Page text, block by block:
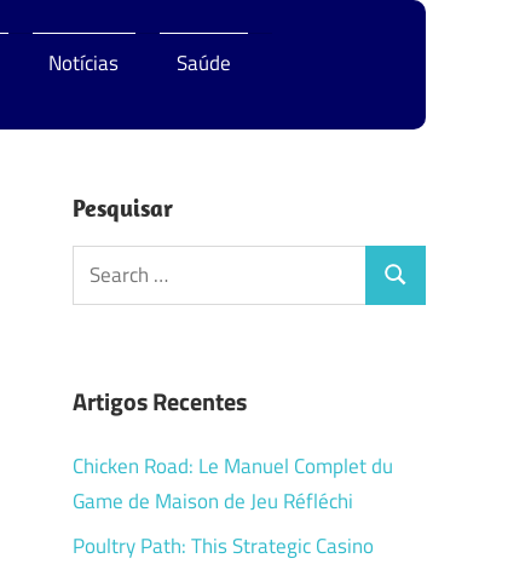
Notícias Saúde
Pesquisar
Search
for:
Search
Artigos Recentes
Chicken Road: Le Manuel Complet du
Game de Maison de Jeu Réfléchi
Poultry Path: This Strategic Casino